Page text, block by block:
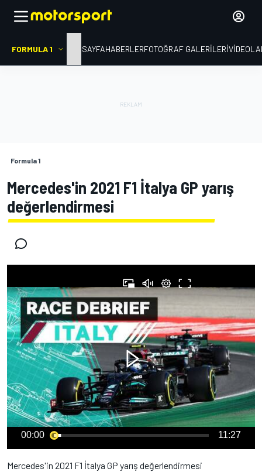
FORMULA 1 ANA SAYFAHABERLERFOTOĞRAF GALERILERI
Formula 1
Mercedes'in 2021 F1 İtalya GP yarış
değerlendirmesi
00:00 11:27
Mercedes'in 2021 F1 İtalya GP yarış değerlendirmesi